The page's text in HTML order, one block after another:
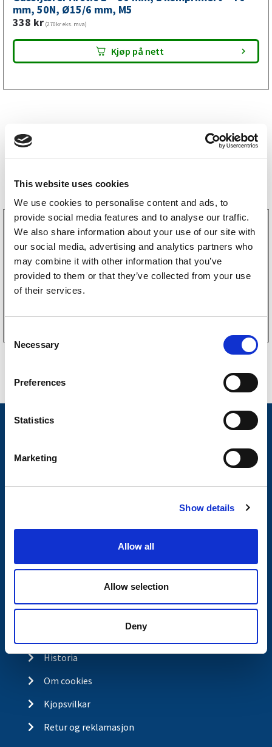
This website uses cookies
We use cookies to personalise content and ads, to
provide social media features and to analyse our traffic.
We also share information about your use of our site with
our social media, advertising and analytics partners who
may combine it with other information that you’ve
provided to them or that they’ve collected from your use
of their services.
n
Necessary
Preferences
Statistics
Marketing
Show details
Allow all
Allow selection
Deny
mm,
M5
antall
mm, 50N, Ø15/6 mm, M5
338 kr (270kr eks. mva)
Kjøp på nett
Bestselgere
3160052
LGF skilt Selvklebende
256kr (205kr eks. mva)
Nyheter
Kontakt
Om Valeryd
Historia
Om cookies
Kjopsvilkar
Retur og reklamasjon